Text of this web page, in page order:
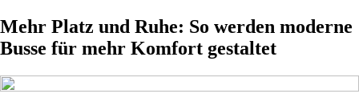
Mehr Platz und Ruhe: So werden moderne
Busse für mehr Komfort gestaltet